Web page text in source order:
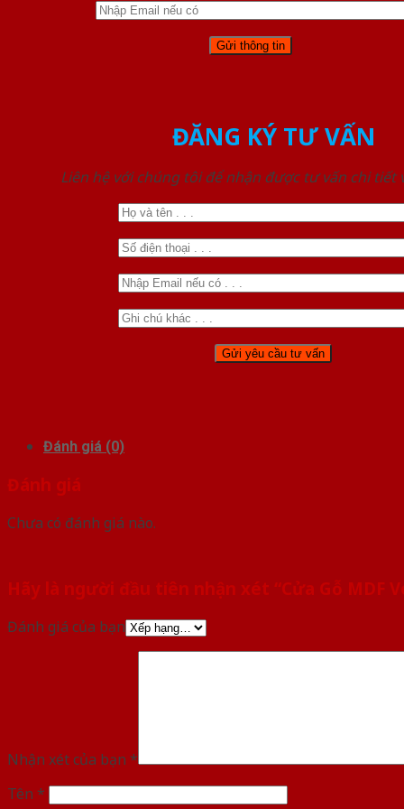
ĐĂNG KÝ TƯ VẤN
Liên hệ với chúng tôi để nhận được tư vấn chi tiết
Đánh giá (0)
Đánh giá
Chưa có đánh giá nào.
Hãy là người đầu tiên nhận xét “Cửa Gỗ MDF
Đánh giá của bạn
Nhận xét của bạn *
Tên *